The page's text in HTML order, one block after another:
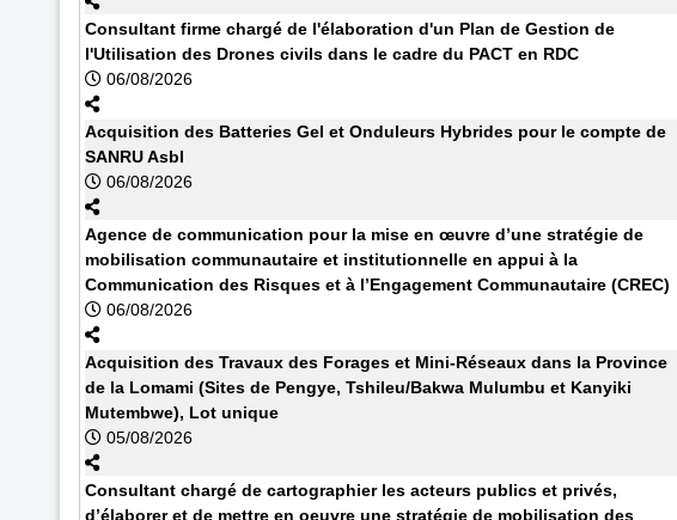
Consultant firme chargé de l'élaboration d'un Plan de Gestion de
l'Utilisation des Drones civils dans le cadre du PACT en RDC
06/08/2026
Acquisition des Batteries Gel et Onduleurs Hybrides pour le compte de
SANRU Asbl
06/08/2026
Agence de communication pour la mise en œuvre d’une stratégie de
mobilisation communautaire et institutionnelle en appui à la
Communication des Risques et à l’Engagement Communautaire (CREC)
06/08/2026
Acquisition des Travaux des Forages et Mini-Réseaux dans la Province
de la Lomami (Sites de Pengye, Tshileu/Bakwa Mulumbu et Kanyiki
Mutembwe), Lot unique
05/08/2026
Consultant chargé de cartographier les acteurs publics et privés,
d’élaborer et de mettre en oeuvre une stratégie de mobilisation des